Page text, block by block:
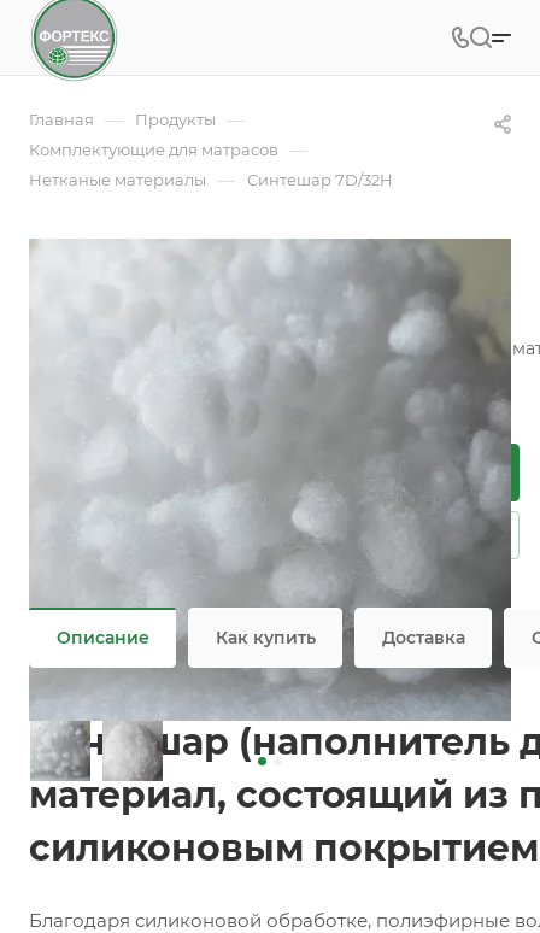
Главная — Продукты —
Комплектующие для матрасов —
Нетканые материалы — Синтешар 7D/32H
Синтешар 7D/32H
Синтешар 7D/32 H
Синтешар (наполнитель для подушек) - это нетканый
силиконовым покрытием в виде "шариков".
Подробности
Задать вопрос
Войлок, Лайттек, Форплит, Холлофайбер
Описание Как купить Доставка
Синтешар (наполнитель
материал, состоящий из
силиконовым
Благодаря силиконовой обработке, полиэфирные